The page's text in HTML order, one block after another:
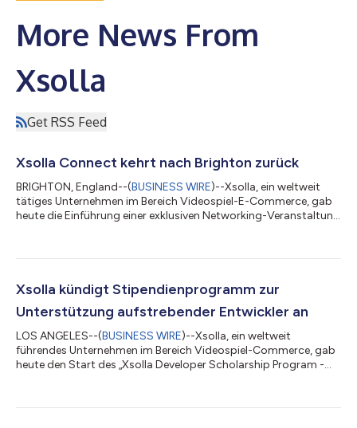
More News From
Xsolla
Get RSS Feed
Xsolla Connect kehrt nach Brighton zurück
BRIGHTON, England--(BUSINESS WIRE)--Xsolla, ein weltweit
tätiges Unternehmen im Bereich Videospiel-E-Commerce, gab
heute die Einführung einer exklusiven Networking-Veranstaltung
Develop:Brighton 2026 statt. Die Veranstaltung soll
Investoren und Branchenexperten zusammenbringen und bietet
einen Abend voller wertvoller Kontakte und umse...
Xsolla kündigt Stipendienprogramm zur
Unterstützung aufstrebender Entwickler an
LOS ANGELES--(BUSINESS WIRE)--Xsolla, ein weltweit
führendes Unternehmen im Bereich Videospiel-Commerce, gab
heute den Start des „Xsolla Developer Scholarship Program -
Spieleentwickler, die finanzielle Hürden überwinden müssen, um